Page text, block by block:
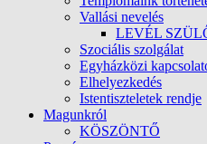
Vallási nevelés
LEVÉL
Szociális szolgálat
Egyházközi
Elhelyezkedés
Istentiszteletek rendje
Magunkról
KÖSZÖNTŐ